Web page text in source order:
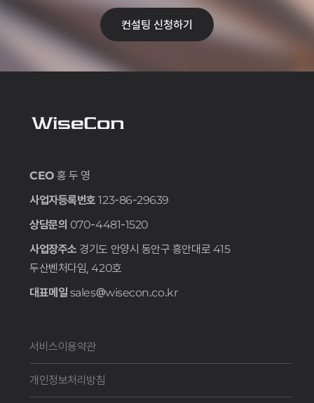
컨설팅 신청하기
CEO 홍 두 영
사업자등록번호 123-86-29639
상담문의 070-4481-1520
사업장주소 경기도 안양시 동안구 흥안대로 415
두산벤처다임, 420호
대표메일 sales@wisecon.co.kr
서비스이용약관
개인정보처리방침